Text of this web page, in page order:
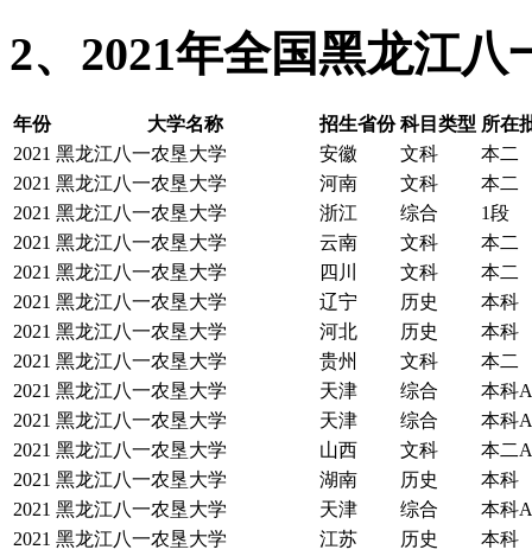
2、2021年全国黑龙江
年份 大学名称 招生省份 科目类型 所在
2021 黑龙江八一农垦大学 安徽 文科
本二
2021 黑龙江八一农垦大学 河南 文科
本二
2021 黑龙江八一农垦大学 浙江 综合
1段
2021 黑龙江八一农垦大学 云南 文科
本二
2021 黑龙江八一农垦大学 四川 文科
本二
2021 黑龙江八一农垦大学 辽宁 历史
本科
2021 黑龙江八一农垦大学 河北 历史
本科
2021 黑龙江八一农垦大学 贵州 文科
本二
2021 黑龙江八一农垦大学 天津 综合
本科A
2021 黑龙江八一农垦大学 天津 综合
本科A
2021 黑龙江八一农垦大学 山西 文科
本二A
2021 黑龙江八一农垦大学 湖南 历史
本科
2021 黑龙江八一农垦大学 天津 综合
本科A
2021 黑龙江八一农垦大学 江苏 历史
本科